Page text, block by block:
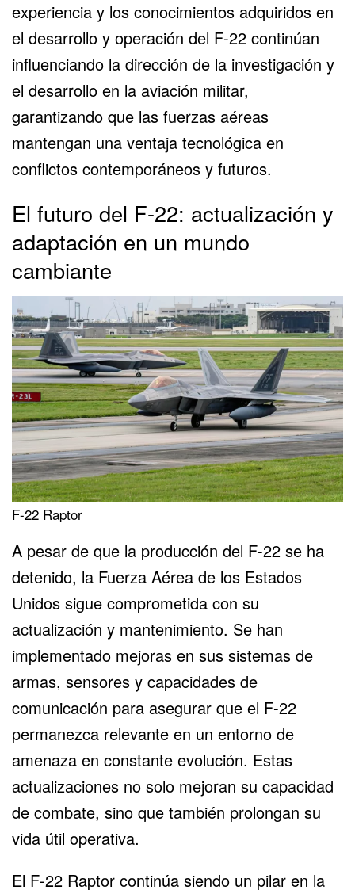
experiencia y los conocimientos adquiridos en
el desarrollo y operación del F-22 continúan
influenciando la dirección de la investigación y
el desarrollo en la aviación militar,
garantizando que las fuerzas aéreas
mantengan una ventaja tecnológica en
conflictos contemporáneos y futuros.
El futuro del F-22: actualización y
adaptación en un mundo
cambiante
F-22 Raptor
A pesar de que la producción del F-22 se ha
detenido, la Fuerza Aérea de los Estados
Unidos sigue comprometida con su
actualización y mantenimiento. Se han
implementado mejoras en sus sistemas de
armas, sensores y capacidades de
comunicación para asegurar que el F-22
permanezca relevante en un entorno de
amenaza en constante evolución. Estas
actualizaciones no solo mejoran su capacidad
de combate, sino que también prolongan su
vida útil operativa.
El F-22 Raptor continúa siendo un pilar en la